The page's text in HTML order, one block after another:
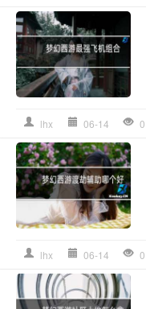
lhx 06-14 0
lhx 06-14 0